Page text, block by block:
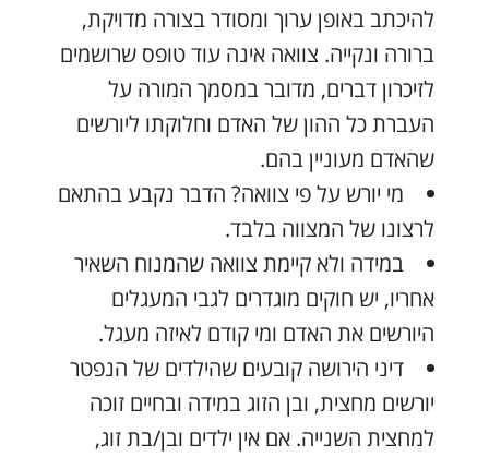
להיכתב באופן ערוך ומסודר בצורה מדויקת,
ברורה ונקייה. צוואה אינה עוד טופס שרושמים
לזיכרון דברים, מדובר במסמך המורה על
העברת כל ההון של האדם וחלוקתו ליורשים
שהאדם מעוניין בהם.
מי יורש על פי צוואה? הדבר נקבע בהתאם
לרצונו של המצווה בלבד.
במידה ולא קיימת צוואה שהמנוח השאיר
אחריו, יש חוקים מוגדרים לגבי המעגלים
היורשים את האדם ומי קודם לאיזה מעגל.
דיני הירושה קובעים שהילדים של הנפטר
יורשים מחצית, ובן הזוג במידה ובחיים זוכה
למחצית השנייה. אם אין ילדים ובן/בת זוג,